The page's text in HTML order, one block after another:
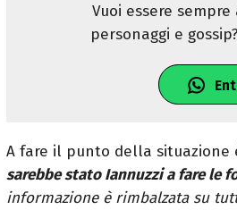
Vuoi essere
personaggi e
A fare il punto della situazione
sarebbe stato Iannuzzi a fare le
informazione è rimbalzata su